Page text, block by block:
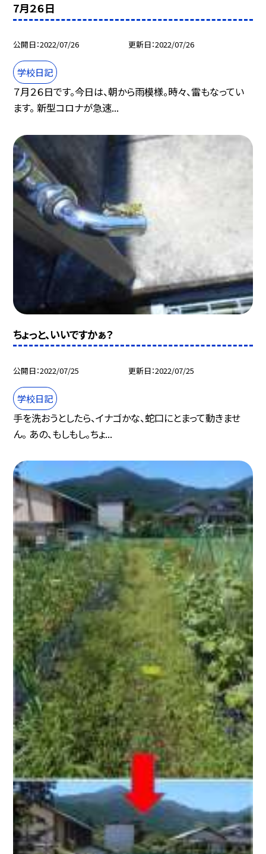
7月２６日
公開日 2022/07/26 更新日 2022/07/26
学校日記
７月２６日です。今日は、朝から雨模様。時々、雷もなってい
ます。 新型コロナが急速...
ちょっと、いいですかぁ？
公開日 2022/07/25 更新日 2022/07/25
学校日記
手を洗おうとしたら、イナゴかな、蛇口にとまって動きませ
ん。 あの、もしもし。ちょ...